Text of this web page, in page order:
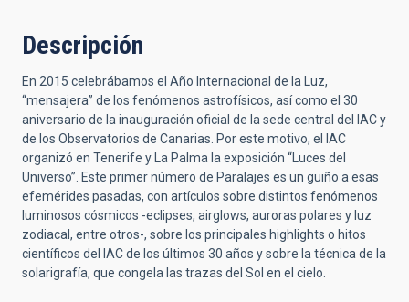
Descripción
En 2015 celebrábamos el Año Internacional de la Luz,
“mensajera” de los fenómenos astrofísicos, así como el 30
aniversario de la inauguración oficial de la sede central del IAC y
de los Observatorios de Canarias. Por este motivo, el IAC
organizó en Tenerife y La Palma la exposición “Luces del
Universo”. Este primer número de Paralajes es un guiño a esas
efemérides pasadas, con artículos sobre distintos fenómenos
luminosos cósmicos -eclipses, airglows, auroras polares y luz
zodiacal, entre otros-, sobre los principales highlights o hitos
científicos del IAC de los últimos 30 años y sobre la técnica de la
solarigrafía, que congela las trazas del Sol en el cielo.